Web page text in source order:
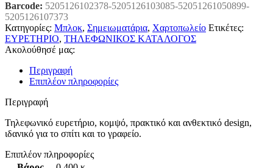
Barcode: 5205126102378-5205126103085-52051261050899-
5205126107373
Κατηγορίες: Μπλοκ, Σημειωματάρια, Χαρτοπωλείο Ετικέτες:
ΕΥΡΕΤΗΡΙΟ, ΤΗΛΕΦΩΝΙΚΟΣ ΚΑΤΑΛΟΓΟΣ
Ακολούθησέ μας:
Περιγραφή
Επιπλέον πληροφορίες
Περιγραφή
Τηλεφωνικό ευρετήριο, κομψό, πρακτικό και ανθεκτικό design,
ιδανικό για το σπίτι και το γραφείο.
Επιπλέον πληροφορίες